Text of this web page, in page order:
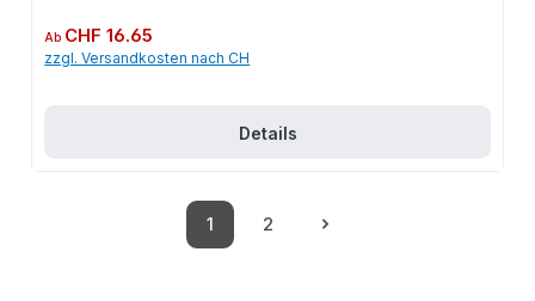
Regulärer Preis:
Ab CHF 16.65
zzgl. Versandkosten nach CH
Details
Seite
1
Seite
2